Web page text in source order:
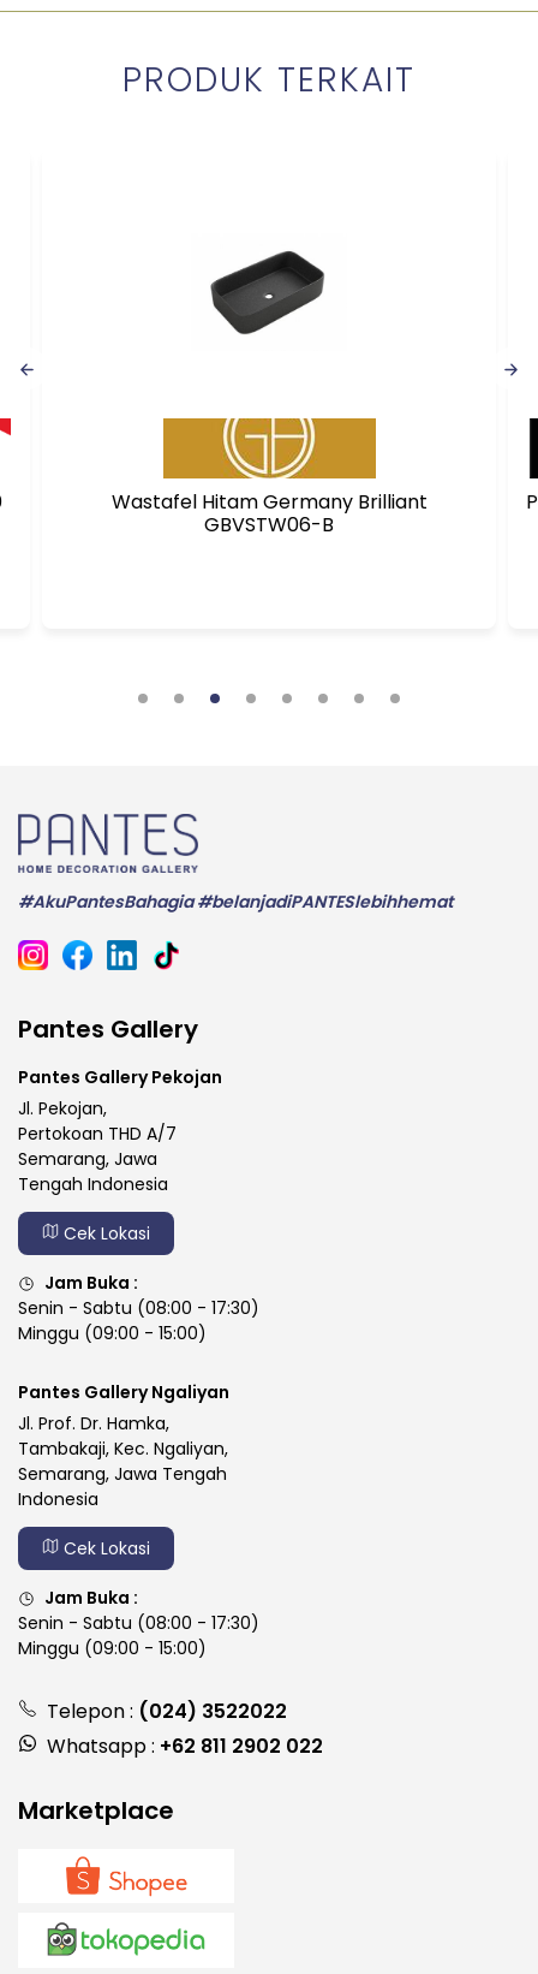
PRODUK TERKAIT
Wastafel Hitam Germany Brilliant
GBVSTW06-B
#AkuPantesBahagia #belanjadiPANTESlebihhemat
Pantes Gallery
Pantes Gallery Pekojan
Jl. Pekojan,
Pertokoan THD A/7
Semarang, Jawa
Tengah Indonesia
Cek Lokasi
Jam Buka :
Senin - Sabtu (08:00 - 17:30)
Minggu (09:00 - 15:00)
Pantes Gallery Ngaliyan
Jl. Prof. Dr. Hamka,
Tambakaji, Kec. Ngaliyan,
Semarang, Jawa Tengah
Indonesia
Cek Lokasi
Jam Buka :
Senin - Sabtu (08:00 - 17:30)
Minggu (09:00 - 15:00)
Telepon : (024) 3522022
Whatsapp : +62 811 2902 022
Marketplace